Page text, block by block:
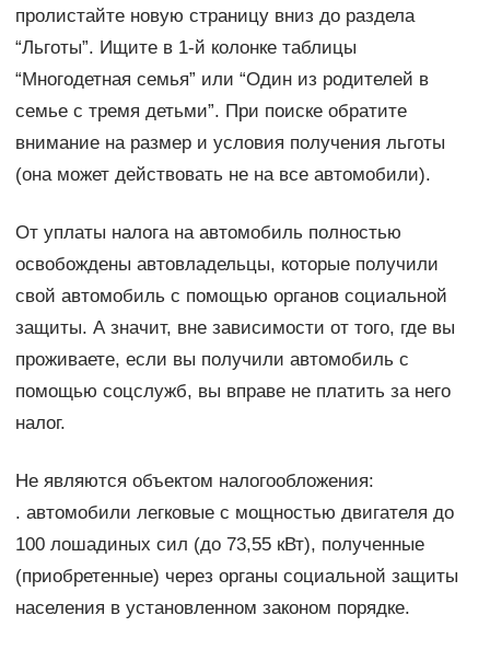
пролистайте новую страницу вниз до раздела
“Льготы”. Ищите в 1-й колонке таблицы
“Многодетная семья” или “Один из родителей в
семье с тремя детьми”. При поиске обратите
внимание на размер и условия получения льготы
(она может действовать не на все автомобили).
От уплаты налога на автомобиль полностью
освобождены автовладельцы, которые получили
свой автомобиль с помощью органов социальной
защиты. А значит, вне зависимости от того, где вы
проживаете, если вы получили автомобиль с
помощью соцслужб, вы вправе не платить за него
налог.
Не являются объектом налогообложения:
. автомобили легковые с мощностью двигателя до
100 лошадиных сил (до 73,55 кВт), полученные
(приобретенные) через органы социальной защиты
населения в установленном законом порядке.